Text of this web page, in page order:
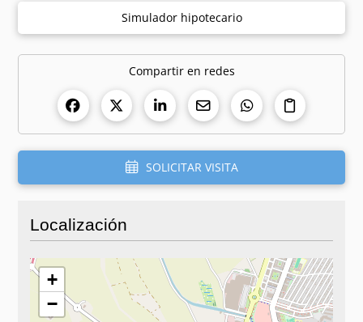
Simulador hipotecario
Compartir en redes
SOLICITAR VISITA
Localización
+
−